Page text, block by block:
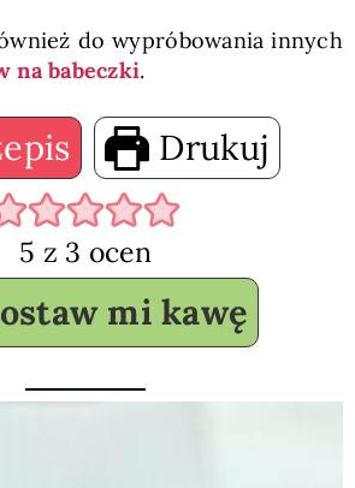
do wypróbowania innych
na babeczki.
Drukuj
5 z 3 ocen
mi kawę